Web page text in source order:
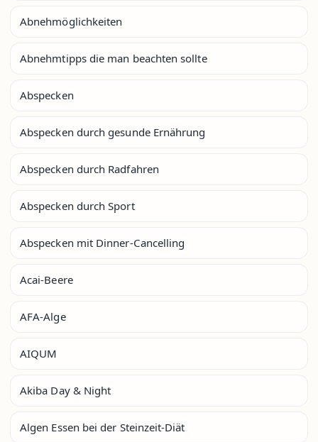
Abnehmöglichkeiten
Abnehmtipps die man beachten sollte
Abspecken
Abspecken durch gesunde Ernährung
Abspecken durch Radfahren
Abspecken durch Sport
Abspecken mit Dinner-Cancelling
Acai-Beere
AFA-Alge
AIQUM
Akiba Day & Night
Algen Essen bei der Steinzeit-Diät